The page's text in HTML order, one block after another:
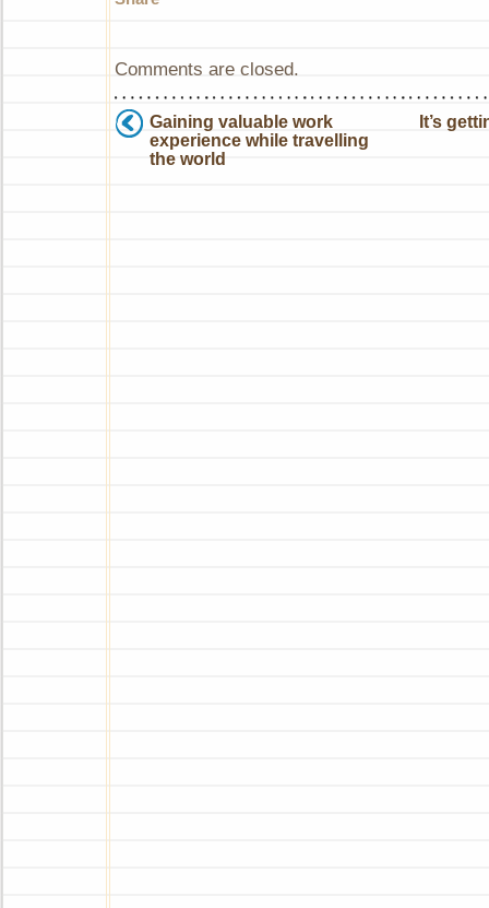
Comments are closed.
Gaining valuable work
experience while travelling
the world
It’s